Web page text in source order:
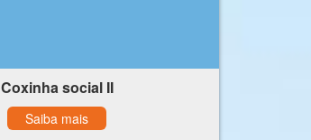
Coxinha social II
Saiba mais